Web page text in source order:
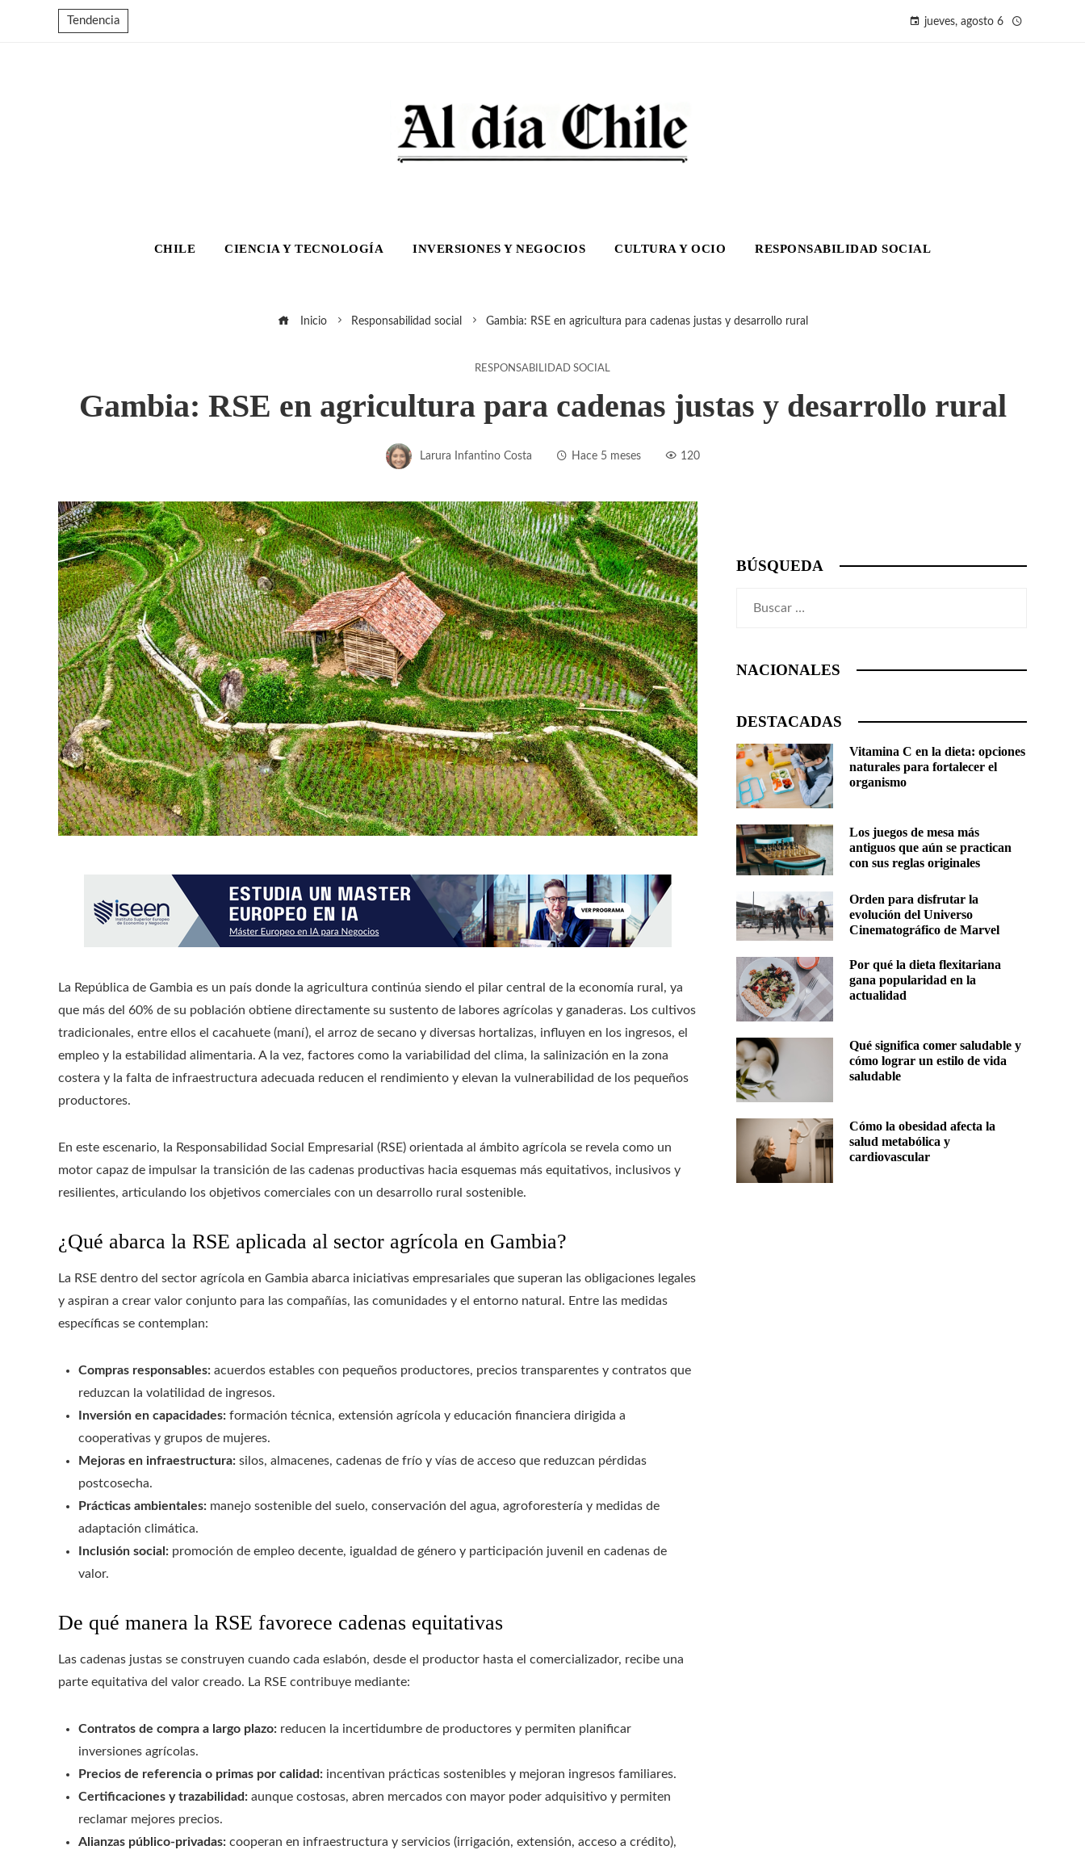
Tendencia jueves, agosto 6
CHILE CIENCIA Y TECNOLOGÍA INVERSIONES Y NEGOCIOS CULTURA Y OCIO RESPONSABILIDAD SOCIAL
Inicio Responsabilidad social Gambia: RSE en agricultura para cadenas justas y desarrollo rural
RESPONSABILIDAD SOCIAL
Gambia: RSE en agricultura para cadenas justas y desarrollo rural
Larura Infantino Costa Hace 5 meses 120
La República de Gambia es un país donde la agricultura continúa siendo el pilar central de la economía rural, ya
que más del 60% de su población obtiene directamente su sustento de labores agrícolas y ganaderas. Los cultivos
tradicionales, entre ellos el cacahuete (maní), el arroz de secano y diversas hortalizas, influyen en los ingresos, el
empleo y la estabilidad alimentaria. A la vez, factores como la variabilidad del clima, la salinización en la zona
costera y la falta de infraestructura adecuada reducen el rendimiento y elevan la vulnerabilidad de los pequeños
productores.
En este escenario, la Responsabilidad Social Empresarial (RSE) orientada al ámbito agrícola se revela como un
motor capaz de impulsar la transición de las cadenas productivas hacia esquemas más equitativos, inclusivos y
resilientes, articulando los objetivos comerciales con un desarrollo rural sostenible.
¿Qué abarca la RSE aplicada al sector agrícola en Gambia?
La RSE dentro del sector agrícola en Gambia abarca iniciativas empresariales que superan las obligaciones legales
y aspiran a crear valor conjunto para las compañías, las comunidades y el entorno natural. Entre las medidas
específicas se contemplan:
Compras responsables: acuerdos estables con pequeños productores, precios transparentes y contratos que
reduzcan la volatilidad de ingresos.
Inversión en capacidades: formación técnica, extensión agrícola y educación financiera dirigida a
cooperativas y grupos de mujeres.
Mejoras en infraestructura: silos, almacenes, cadenas de frío y vías de acceso que reduzcan pérdidas
postcosecha.
Prácticas ambientales: manejo sostenible del suelo, conservación del agua, agroforestería y medidas de
adaptación climática.
Inclusión social: promoción de empleo decente, igualdad de género y participación juvenil en cadenas de
valor.
De qué manera la RSE favorece cadenas equitativas
Las cadenas justas se construyen cuando cada eslabón, desde el productor hasta el comercializador, recibe una
parte equitativa del valor creado. La RSE contribuye mediante:
Contratos de compra a largo plazo: reducen la incertidumbre de productores y permiten planificar
inversiones agrícolas.
Precios de referencia o primas por calidad: incentivan prácticas sostenibles y mejoran ingresos familiares.
Certificaciones y trazabilidad: aunque costosas, abren mercados con mayor poder adquisitivo y permiten
reclamar mejores precios.
Alianzas público-privadas: cooperan en infraestructura y servicios (irrigación, extensión, acceso a crédito),
BÚSQUEDA
NACIONALES
DESTACADAS
Vitamina C en la dieta: opciones
naturales para fortalecer el
organismo
Los juegos de mesa más
antiguos que aún se practican
con sus reglas originales
Orden para disfrutar la
evolución del Universo
Cinematográfico de Marvel
Por qué la dieta flexitariana
gana popularidad en la
actualidad
Qué significa comer saludable y
cómo lograr un estilo de vida
saludable
Cómo la obesidad afecta la
salud metabólica y
cardiovascular